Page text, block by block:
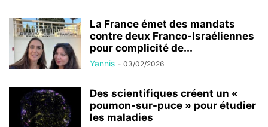
La France émet des mandats
contre deux Franco-Israéliennes
pour complicité de...
Yannis - 03/02/2026
Des scientifiques créent un «
poumon-sur-puce » pour étudier
les maladies